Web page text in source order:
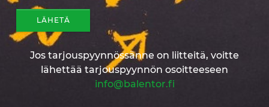
Jos tarjouspyynnössänne on liitteitä, voitte
lähettää tarjouspyynnön osoitteeseen
info@balentor.fi